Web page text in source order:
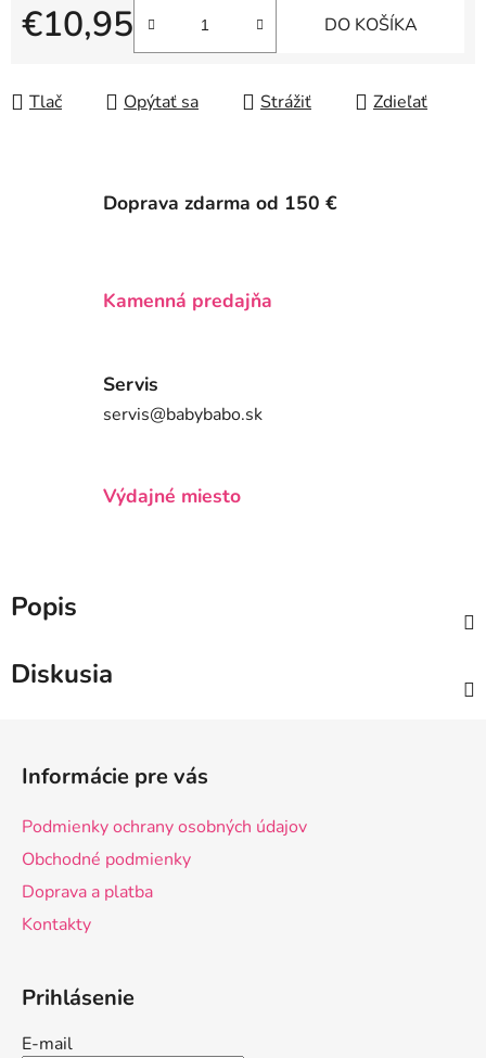
€10,95
Jednotková cena:
DO KOŠÍKA
Tlač Opýtať sa Strážiť Zdieľať
Doprava zdarma od 150 €
Kamenná predajňa
Servis
servis@babybabo.sk
Výdajné miesto
Popis
Diskusia
Informácie pre vás
Podmienky ochrany osobných údajov
Obchodné podmienky
Doprava a platba
Kontakty
Prihlásenie
E-mail